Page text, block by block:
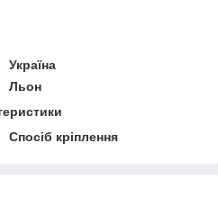
Україна
Льон
Спосіб кріплення